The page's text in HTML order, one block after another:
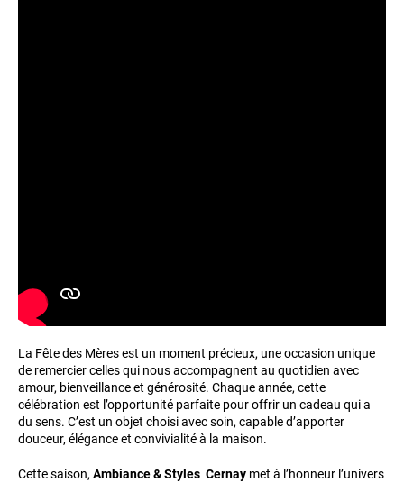
La Fête des Mères est un moment précieux, une occasion unique
de remercier celles qui nous accompagnent au quotidien avec
amour, bienveillance et générosité. Chaque année, cette
célébration est l’opportunité parfaite pour offrir un cadeau qui a
du sens. C’est un objet choisi avec soin, capable d’apporter
douceur, élégance et convivialité à la maison.
Cette saison,Ambiance & Styles Cernay met à l’honneur l’univers